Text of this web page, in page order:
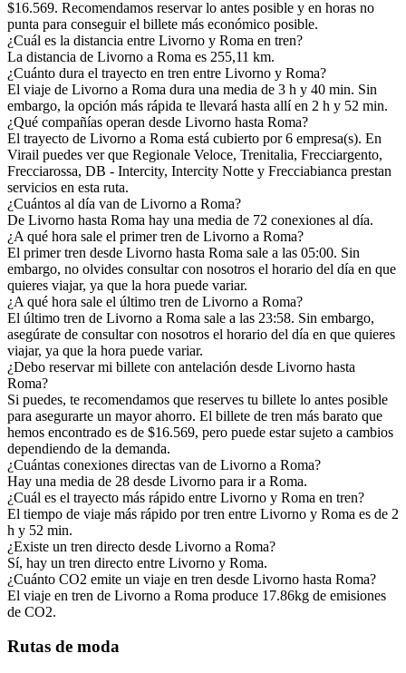
$16.569. Recomendamos reservar lo antes posible y en horas no
punta para conseguir el billete más económico posible.
¿Cuál es la distancia entre Livorno y Roma en tren?
La distancia de Livorno a Roma es 255,11 km.
¿Cuánto dura el trayecto en tren entre Livorno y Roma?
El viaje de Livorno a Roma dura una media de 3 h y 40 min. Sin
embargo, la opción más rápida te llevará hasta allí en 2 h y 52 min.
¿Qué compañías operan desde Livorno hasta Roma?
El trayecto de Livorno a Roma está cubierto por 6 empresa(s). En
Virail puedes ver que Regionale Veloce, Trenitalia, Frecciargento,
Frecciarossa, DB - Intercity, Intercity Notte y Frecciabianca prestan
servicios en esta ruta.
¿Cuántos al día van de Livorno a Roma?
De Livorno hasta Roma hay una media de 72 conexiones al día.
¿A qué hora sale el primer tren de Livorno a Roma?
El primer tren desde Livorno hasta Roma sale a las 05:00. Sin
embargo, no olvides consultar con nosotros el horario del día en que
quieres viajar, ya que la hora puede variar.
¿A qué hora sale el último tren de Livorno a Roma?
El último tren de Livorno a Roma sale a las 23:58. Sin embargo,
asegúrate de consultar con nosotros el horario del día en que quieres
viajar, ya que la hora puede variar.
¿Debo reservar mi billete con antelación desde Livorno hasta
Roma?
Si puedes, te recomendamos que reserves tu billete lo antes posible
para asegurarte un mayor ahorro. El billete de tren más barato que
hemos encontrado es de $16.569, pero puede estar sujeto a cambios
dependiendo de la demanda.
¿Cuántas conexiones directas van de Livorno a Roma?
Hay una media de 28 desde Livorno para ir a Roma.
¿Cuál es el trayecto más rápido entre Livorno y Roma en tren?
El tiempo de viaje más rápido por tren entre Livorno y Roma es de 2
h y 52 min.
¿Existe un tren directo desde Livorno a Roma?
Sí, hay un tren directo entre Livorno y Roma.
¿Cuánto CO2 emite un viaje en tren desde Livorno hasta Roma?
El viaje en tren de Livorno a Roma produce 17.86kg de emisiones
de CO2.
Rutas de moda